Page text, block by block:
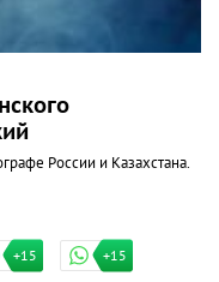
России и Казахстана.
+15 +15